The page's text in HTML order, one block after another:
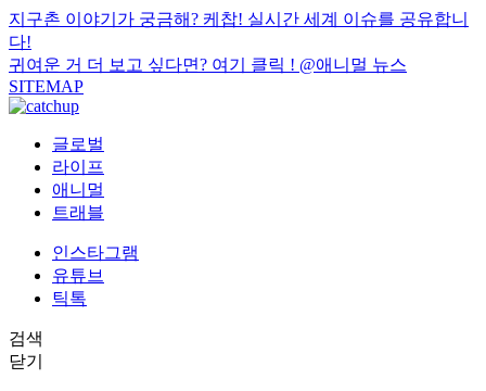
지구촌 이야기가 궁금해? 케찹! 실시간 세계 이슈를 공유합니
다!
귀여운 거 더 보고 싶다면? 여기 클릭 ! @애니멀 뉴스
SITEMAP
글로벌
라이프
애니멀
트래블
인스타그램
유튜브
틱톡
검색
닫기